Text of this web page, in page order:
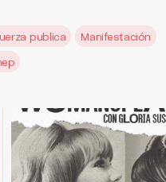
publica
Manifestación